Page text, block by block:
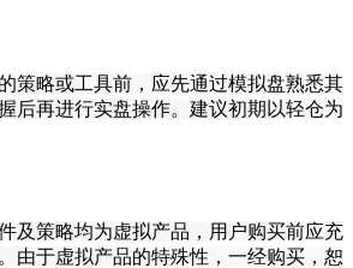
策略或工具前，应先通过模拟盘熟悉其
后再进行实盘操作。建议初期以轻仓为
及策略均为虚拟产品，用户购买前应充
由于虚拟产品的特殊性，一经购买，恕